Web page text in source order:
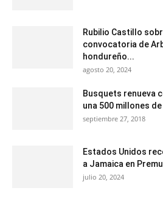
Rubilio Castillo
convocatoria de
hondureño...
agosto 20, 2024
Busquets renueva
una 500 millones
septiembre 27, 2018
Estados Unidos
a Jamaica en
julio 20, 2024